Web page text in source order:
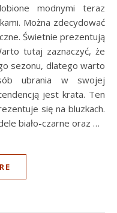
modnymi teraz
Można zdecydować
Świetnie prezentują
tutaj zaznaczyć, że
sezonu, dlatego warto
ubrania w swojej
jest krata. Ten
się na bluzkach.
biało-czarne oraz …